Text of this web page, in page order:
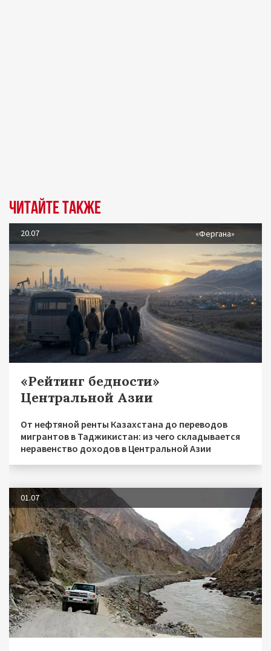
Читайте также
20.07 «Фергана»
«Рейтинг бедности»
Центральной Азии
От нефтяной ренты Казахстана до переводов
мигрантов в Таджикистан: из чего складывается
неравенство доходов в Центральной Азии
01.07